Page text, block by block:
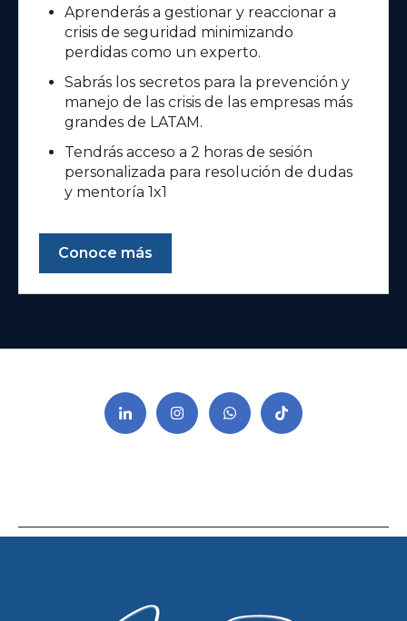
Aprenderás a gestionar y reaccionar a
crisis de seguridad minimizando
perdidas como un experto.
Sabrás los secretos para la prevención y
manejo de las crisis de las empresas más
grandes de LATAM.
Tendrás acceso a 2 horas de sesión
personalizada para resolución de dudas
y mentoría 1x1
Conoce más